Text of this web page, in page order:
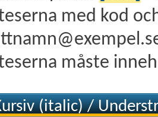
med kod
måste
(italic) /